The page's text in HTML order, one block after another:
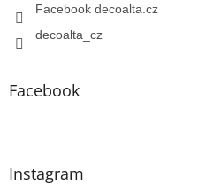
Facebook decoalta.cz
decoalta_cz
Facebook
Instagram